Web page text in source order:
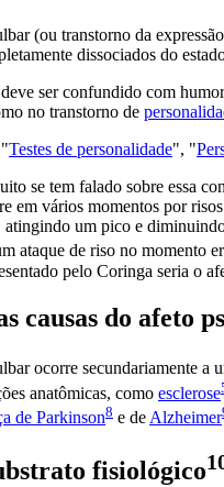
(ou transtorno da
dissociados do
ser confundido com
no transtorno de
Testes de personalidade", "
se tem falado sobre essa
em vários momentos por
um pico e
ataque de riso no momento
pelo Coringa seria o
causas do afeto
ocorre secundariamente a
anatômicas, como esclerose
de Parkinson8 e deAlzheimer
fisiológico